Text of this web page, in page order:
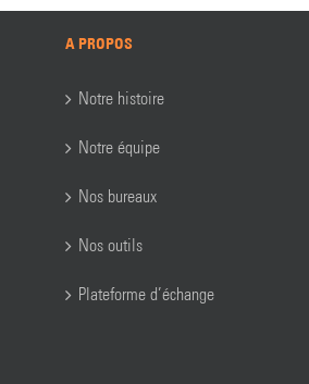
A PROPOS
Notre histoire
Notre équipe
Nos bureaux
Nos outils
Plateforme d’échange